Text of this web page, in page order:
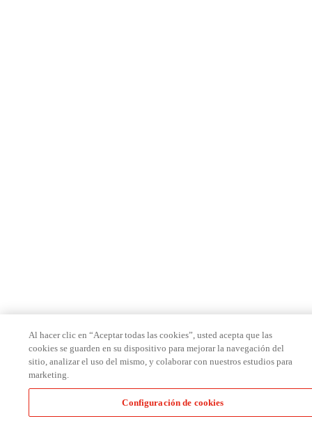
Al hacer clic en “Aceptar todas las cookies”, usted acepta que las
cookies se guarden en su dispositivo para mejorar la navegación del
sitio, analizar el uso del mismo, y colaborar con nuestros estudios para
marketing.
Configuración de cookies